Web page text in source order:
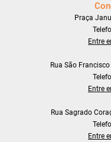
Praça
Entre
Rua São
Entre
Rua Sagrado
Entre